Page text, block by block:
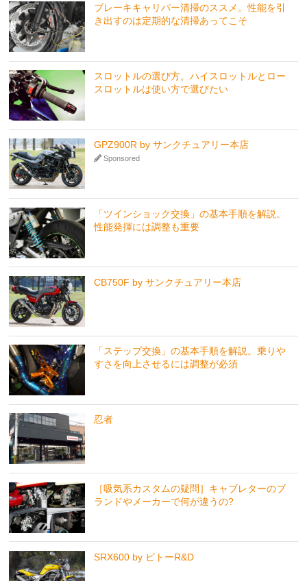
ブレーキキャリパー清掃のススメ。性能を引
き出すのは定期的な清掃あってこそ
スロットルの選び方。ハイスロットルとロー
スロットルは使い方で選びたい
GPZ900R by サンクチュアリー本店
Sponsored
「ツインショック交換」の基本手順を解説。
性能発揮には調整も重要
CB750F by サンクチュアリー本店
「ステップ交換」の基本手順を解説。乗りや
すさを向上させるには調整が必須
忍者
［吸気系カスタムの疑問］キャブレターのブ
ランドやメーカーで何が違うの?
SRX600 by ビトーR&D